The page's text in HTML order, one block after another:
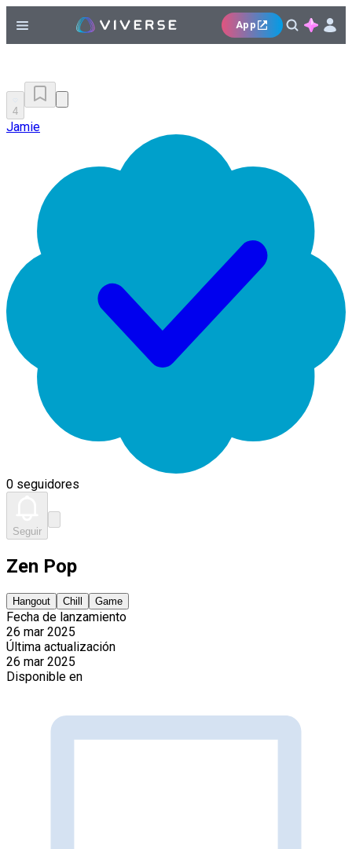
App
4
Jamie
0 seguidores
Seguir
Zen Pop
Hangout Chill Game
Fecha de lanzamiento
26 mar 2025
Última actualización
26 mar 2025
Disponible en